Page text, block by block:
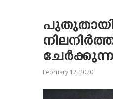
പുതുതായി
February 12, 2020